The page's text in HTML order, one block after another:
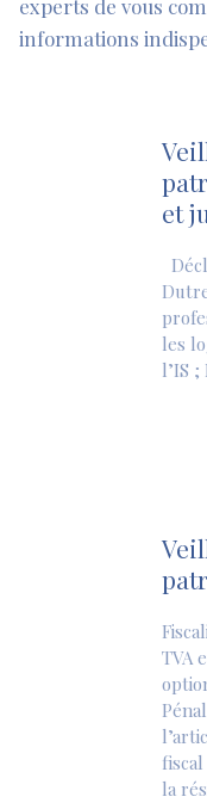
experts de vous
informations
et
les
l’IS
TVA
la